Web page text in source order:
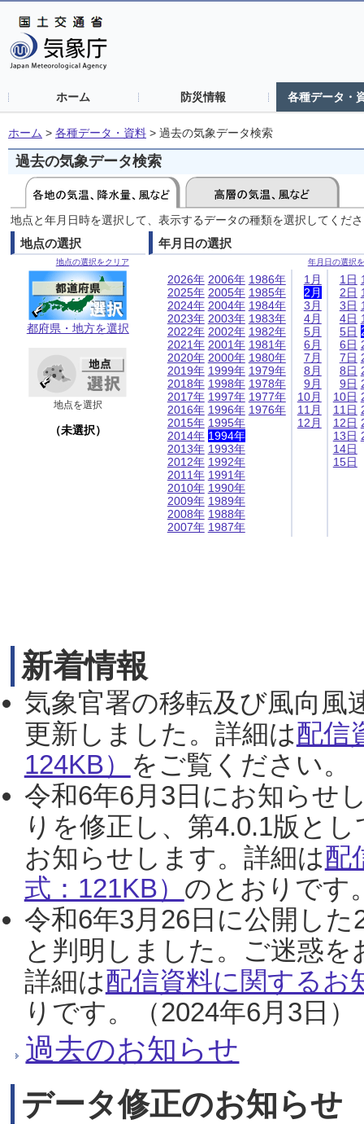
ホーム 防災情報 各種データ・
ホーム > 各種データ・資料 > 過去の気象データ検索
過去の気象データ検索
地点と年月日時を選択して、表示するデータの種類を選択してくだ
地点の選択
地点の選択をクリア
都府県・地方を選択
地点を選択
（未選択）
年月日の選択
年月日の選択
2026年
2025年
2024年
2023年
2022年
2021年
2020年
2019年
2018年
2017年
2016年
2015年
2014年
2013年
2012年
2011年
2010年
2009年
2008年
2007年
2006年
2005年
2004年
2003年
2002年
2001年
2000年
1999年
1998年
1997年
1996年
1995年
1994年
1993年
1992年
1991年
1990年
1989年
1988年
1987年
1986年
1985年
1984年
1983年
1982年
1981年
1980年
1979年
1978年
1977年
1976年
1月
2月
3月
4月
5月
6月
7月
8月
9月
10月
11月
12月
1日
2日
3日
4日
5日
6日
7日
8日
9日
10日
11日
12日
13日
14日
15日
新着情報
気象官署の移転及び風向風
更新しました。詳細は配信
124KB） をご覧ください。
令和6年6月3日にお知らせ
りを修正し、第4.0.1版と
お知らせします。詳細は配
式：121KB） のとおりです
令和6年3月26日に公開し
と判明しました。ご迷惑
詳細は配信資料に関するお
りです。（2024年6月3日）
過去のお知らせ
データ修正のお知らせ